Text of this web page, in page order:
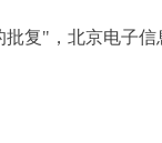
复"，北京电子信